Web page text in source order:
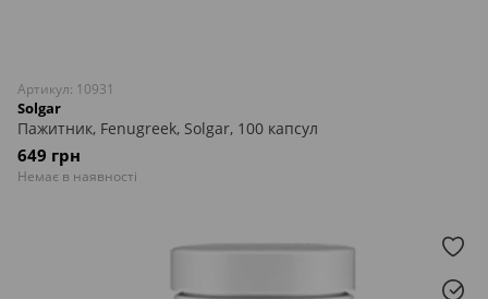
Артикул: 10931
Solgar
Пажитник, Fenugreek, Solgar, 100 капсул
649 грн
Немає в наявності